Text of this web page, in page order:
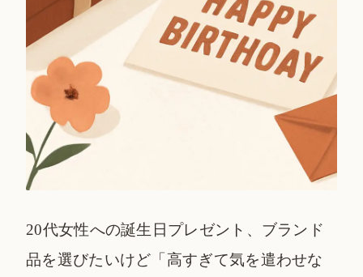
20代女性への誕生日プレゼント、ブランド
品を選びたいけど「高すぎて気を遣わせな